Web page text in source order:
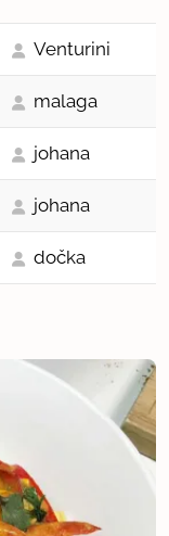
Venturini
malaga
johana
johana
dočka